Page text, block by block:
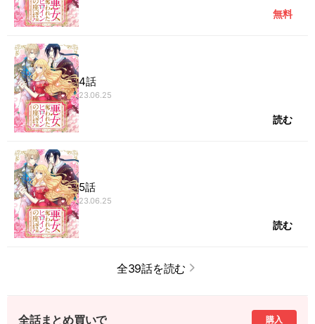
無料
4話
23.06.25
読む
5話
23.06.25
読む
全39話を読む
全話まとめ買いで 購入